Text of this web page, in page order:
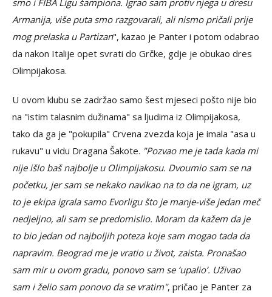
smo i FIBA Ligu šampiona. Igrao sam protiv njega u dresu
Armanija, više puta smo razgovarali, ali nismo pričali prije
mog prelaska u Partizan", kazao je Panter i potom odabrao
da nakon Italije opet svrati do Grčke, gdje je obukao dres
Olimpijakosa.
U ovom klubu se zadržao samo šest mjeseci pošto nije bio
na "istim talasnim dužinama" sa ljudima iz Olimpijakosa,
tako da ga je "pokupila" Crvena zvezda koja je imala "asa u
rukavu" u vidu Dragana Šakote. "Pozvao me je tada kada mi
nije išlo baš najbolje u Olimpijakosu. Dvoumio sam se na
početku, jer sam se nekako navikao na to da ne igram, uz
to je ekipa igrala samo Evorligu što je manje-više jedan meč
nedjeljno, ali sam se predomislio. Moram da kažem da je
to bio jedan od najboljih poteza koje sam mogao tada da
napravim. Beograd me je vratio u život, zaista. Pronašao
sam mir u ovom gradu, ponovo sam se ‘upalio’. Uživao
sam i želio sam ponovo da se vratim", pričao je Panter za